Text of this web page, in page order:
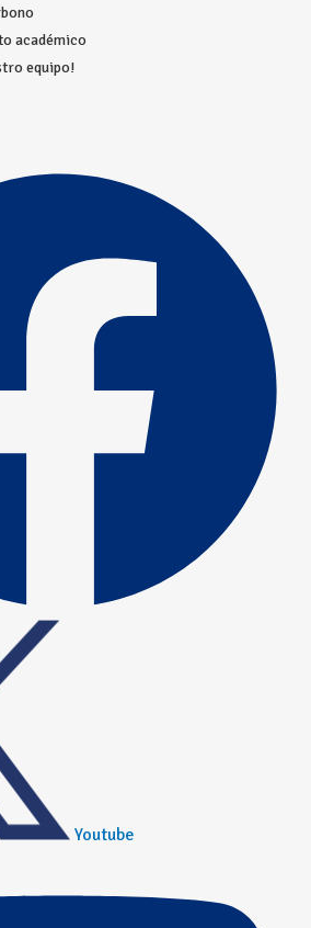
académico
equipo!
Youtube